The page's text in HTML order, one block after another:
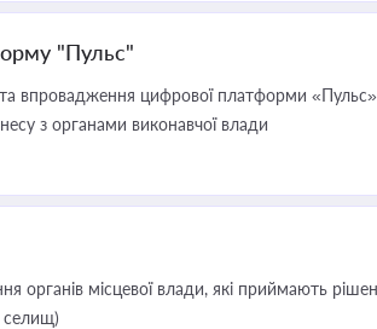
"Пульс"
впровадження цифрової платформи
з органами виконавчої влади
органів місцевої влади, які приймають
селищ)